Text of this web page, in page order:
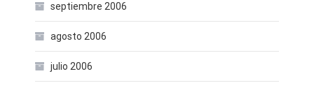
septiembre 2006
agosto 2006
julio 2006